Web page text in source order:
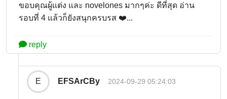
ขอบคุณผู้แต่ง และ novelones มากๆค่ะ ดีที่สุด อ่าน
รอบที่ 4 แล้วก็ยังสนุกครบรส ❤️...
reply
E EFSArCBy 2024-09-29 05:24:03